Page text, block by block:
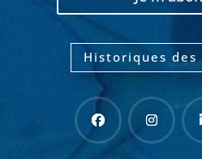
Historiques